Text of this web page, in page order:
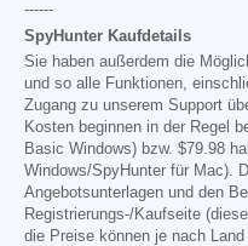
------
SpyHunter Kaufdetails
Sie haben außerdem die
und so alle Funktionen,
Zugang zu unserem Support
Kosten beginnen in der Regel
Basic Windows) bzw. $79.98
Windows/SpyHunter für Mac).
Angebotsunterlagen und den
Registrierungs-/Kaufseite
die Preise können je nach